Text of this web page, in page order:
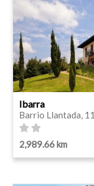
Ibarra
Barrio Llantada,
2,989.66 km